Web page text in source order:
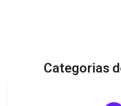
Categorias